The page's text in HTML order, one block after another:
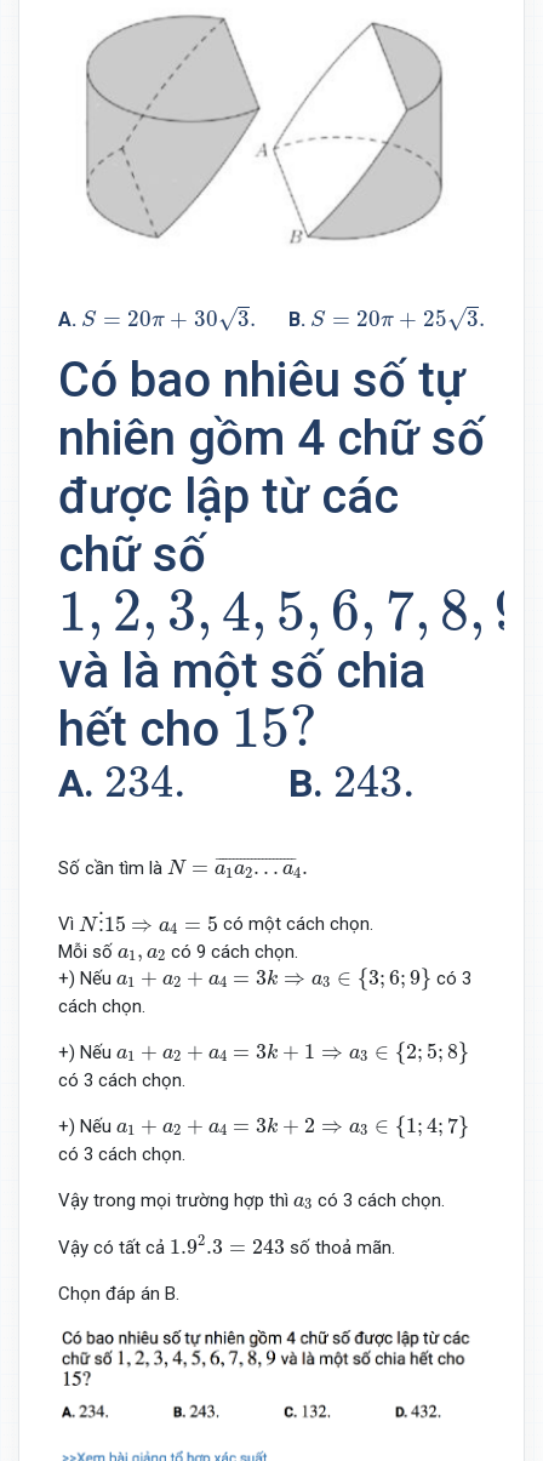
A. S = 20π + 30√3.
S= 20π+ 3.
B. S = 20π + 25√3.
S= 20π+ 3.
Có bao nhiêu số tự
nhiên gồm 4 chữ số
được lập từ các
chữ số
1, 2, 3, 4, 5, 6, 7, 8, 9
1,2, 3,4 ,5 6 7, 8,9
và là một số chia
hết cho 15?
15?
A. 234.
234. B. 243.
243.
Số cần tìm là N = ¯¯¯¯¯¯¯¯¯¯¯¯¯¯¯¯¯¯¯¯¯¯
a1a2...a4.
N= a2...a4¯.
Vì N⋮15 ⇒ a4 = 5 có một cách chọn.
Mỗi số a1, a2
a1 a2 có 9 cách chọn.
+) Nếu a1 + a2 + a4 = 3k ⇒ a3 ∈ {3;6;9}
1+ a2 a ⇒a3 ∈ 6;9 }
có 3
cách chọn.
+) Nếu a1 + a2 + a4 = 3k + 1 ⇒ a3 ∈ {2; 5;8}
+ a 1⇒ a 3∈ { 8}
có 3 cách chọn.
+) Nếu a1 + a2 + a4 = 3k + 2 ⇒ a3 ∈ {1;4; 7}
+ a 2⇒ a 3∈ { 7}
có 3 cách chọn.
Vậy trong mọi trường hợp thì a3
a3 có 3 cách chọn.
Vậy có tất cả 1.92.3 = 243
1.92 .3 243
số thoả mãn.
Chọn đáp án B.